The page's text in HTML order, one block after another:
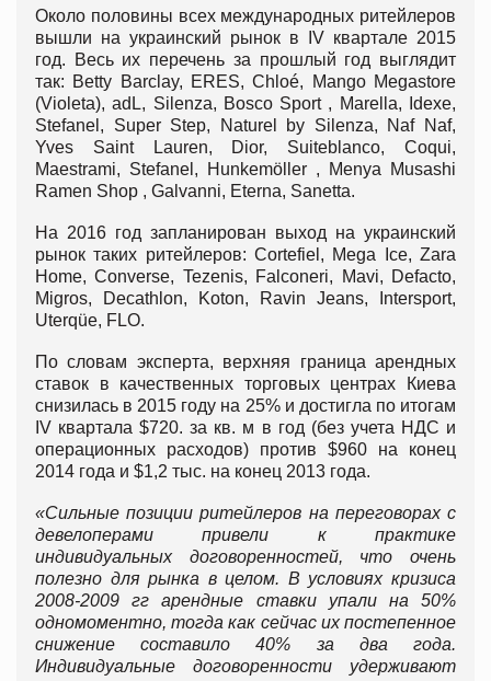
Около половины всех международных ритейлеров
вышли на украинский рынок в IV квартале 2015
год. Весь их перечень за прошлый год выглядит
так: Betty Barclay, ERES, Chloé, Mango Megastore
(Violeta), adL, Silenza, Bosco Sport , Marella, Idexe,
Stefanel, Super Step, Naturel by Silenza, Naf Naf,
Yves Saint Lauren, Dior, Suiteblanco, Coqui,
Maestrami, Stefanel, Hunkemöller , Menya Musashi
Ramen Shop , Galvanni, Eterna, Sanetta.
На 2016 год запланирован выход на украинский
рынок таких ритейлеров: Cortefiel, Mega Ice, Zara
Home, Converse, Tezenis, Falconeri, Mavi, Defacto,
Migros, Decathlon, Koton, Ravin Jeans, Intersport,
Uterqüe, FLO.
По словам эксперта, верхняя граница арендных
ставок в качественных торговых центрах Киева
снизилась в 2015 году на 25% и достигла по итогам
IV квартала $720. за кв. м в год (без учета НДС и
операционных расходов) против $960 на конец
2014 года и $1,2 тыс. на конец 2013 года.
«Сильные позиции ритейлеров на переговорах с
девелоперами привели к практике
индивидуальных договоренностей, что очень
полезно для рынка в целом. В условиях кризиса
2008-2009 гг арендные ставки упали на 50%
одномоментно, тогда как сейчас их постепенное
снижение составило 40% за два года.
Индивидуальные договоренности удерживают